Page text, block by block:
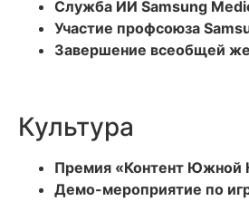
Служба ИИ Samsung
Участие профсоюза
Завершение всеобщей
Культура
Премия «Контент Южной
Демо-мероприятие по